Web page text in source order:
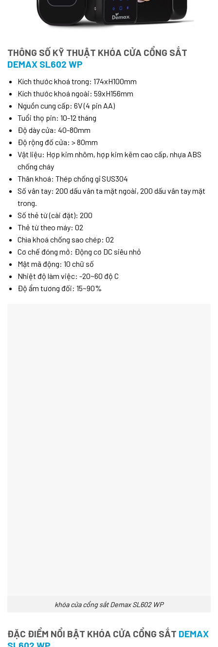
THÔNG SỐ KỸ THUẬT KHÓA CỬA CỔNG SẮT
DEMAX SL602 WP
Kích thước khoá trong: 174xH100mm
Kích thước khoá ngoài: 59xH156mm
Nguồn cung cấp: 6V (4 pin AA)
Tuổi thọ pin: 10-12 tháng
Độ dày cửa: 40-80mm
Độ rộng đố cửa: > 80mm
Vật liệu: Hợp kim nhôm, hợp kim kẽm cao cấp, nhựa ABS
chống cháy
Thân khoá: Thép chống gỉ SUS304
Số vân tay: 200 dấu vân ta mặt ngoài, 200 dấu vân tay mặt
trong.
Số thẻ từ (cài đặt): 200
Thẻ từ theo máy: 02
Chìa khoá chống sao chép: 02
Cơ chế đóng mở: Động cơ DC siêu nhỏ
Mật mã động: 10 chữ số
Nhiệt độ làm việc: -20~60 độ C
Độ ẩm tương đối: 15~90%
khóa cửa cổng sắt Demax SL602 WP
ĐẶC ĐIỂM NỔI BẬT KHÓA CỬA CỔNG SẮT DEMAX